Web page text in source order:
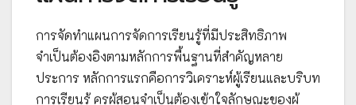
การจัดทำแผนการจัดการเรียนรู้ที่มีประสิทธิภาพ
จำเป็นต้องอิงตามหลักการพื้นฐานที่สำคัญหลาย
ประการ หลักการแรกคือการวิเคราะห์ผู้เรียนและบริบท
การเรียนรู้ ครูผู้สอนจำเป็นต้องเข้าใจลักษณะของผู้